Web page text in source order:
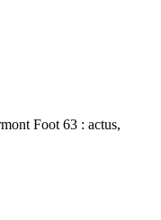
Foot 63 : actus,